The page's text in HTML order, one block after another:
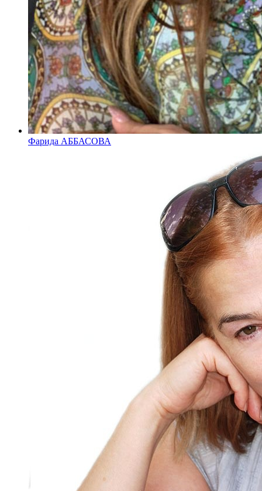
Фарида АББАСОВА